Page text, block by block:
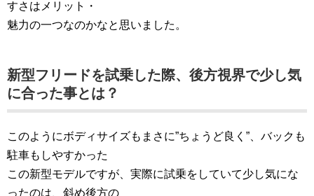
すさはメリット・
魅力の一つなのかなと思いました。
新型フリードを試乗した際、後方視界で少し気
に合った事とは？
このようにボディサイズもまさに”ちょうど良く”、バックも
駐車もしやすかった
この新型モデルですが、実際に試乗をしていて少し気にな
ったのは、斜め後方の